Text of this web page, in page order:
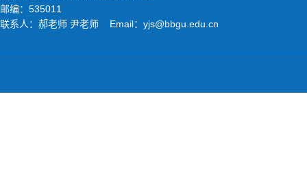
邮编：535011
联系人：郝老师 尹老师 Email：yjs@bbgu.edu.cn